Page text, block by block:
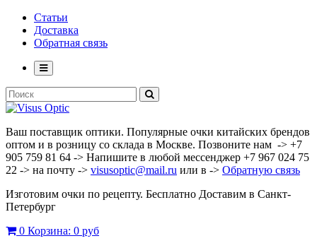
Статьи
Доставка
Обратная связь
Ваш поставщик оптики. Популярные очки китайских брендов
оптом и в розницу со склада в Москве. Позвоните нам -> +7
905 759 81 64 -> Напишите в любой мессенджер +7 967 024 75
22 -> на почту -> visusoptic@mail.ru или в -> Обратную связь
Изготовим очки по рецепту. Бесплатно Доставим в Санкт-
Петербург
0 Корзина: 0 руб